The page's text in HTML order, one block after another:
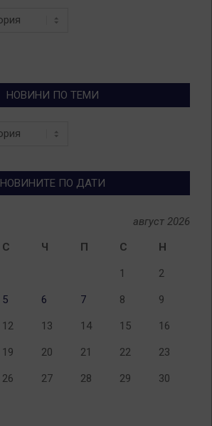
НОВИНИ ПО ТЕМИ
НОВИНИТЕ ПО ДАТИ
август 2026
С Ч П С Н
1 2
5 6 7 8 9
12 13 14 15 16
19 20 21 22 23
26 27 28 29 30